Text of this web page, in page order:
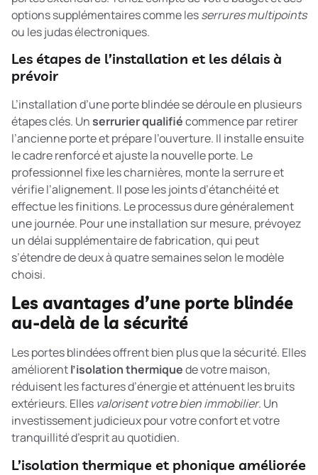
options supplémentaires comme lesserrures multipoints
ou les judas électroniques.
Les étapes de l’installation et les délais à
prévoir
L’installation d’une porte blindée se déroule en plusieurs
étapes clés. Unserrurier qualifiécommence par retirer
l’ancienne porte et prépare l’ouverture. Il installe ensuite
le cadre renforcé et ajuste la nouvelle porte. Le
professionnel fixe les charnières, monte la serrure et
vérifie l’alignement. Il pose les joints d’étanchéité et
effectue les finitions. Le processus dure généralement
une journée. Pour une installation sur mesure, prévoyez
un délai supplémentaire de fabrication, qui peut
s’étendre de deux à quatre semaines selon le modèle
choisi.
Les avantages d’une porte blindée
au-delà de la sécurité
Les portes blindées offrent bien plus que la sécurité. Elles
améliorentl’isolation thermiquede votre maison,
réduisent les factures d’énergie et atténuent les bruits
extérieurs. Elles valorisent votre bien immobilier. Un
investissement judicieux pour votre confort et votre
tranquillité d’esprit au quotidien.
L’isolation thermique et phonique améliorée